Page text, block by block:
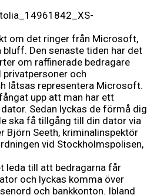
om det ringer från Microsoft,
bluff. Den senaste tiden har det
om raffinerade bedragare
och
låtsas representera Microsoft.
upp att man har ett
Sedan lyckas de förmå dig
ska få tillgång till din dator via
Björn Seeth, kriminalinspektör
vid Stockholmspolisen,
leda till att bedragarna får
och lyckas komma över
och bankkonton. Ibland